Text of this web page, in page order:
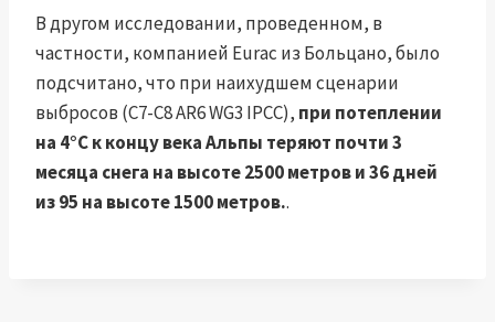
В другом исследовании, проведенном, в
частности, компанией Eurac из Больцано, было
подсчитано, что при наихудшем сценарии
выбросов (C7-C8 AR6 WG3 IPCC), при потеплении
на 4°C к концу века Альпы теряют почти 3
месяца снега на высоте 2500 метров и 36 дней
из 95 на высоте 1500 метров..